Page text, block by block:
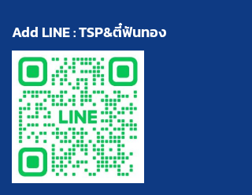
Add LINE : TSP&ตี๋ฟันทอง